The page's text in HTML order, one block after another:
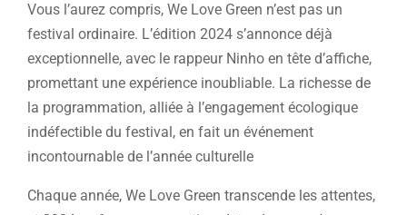
Vous l’aurez compris, We Love Green n’est pas un
festival ordinaire. L’édition 2024 s’annonce déjà
exceptionnelle, avec le rappeur Ninho en tête d’affiche,
promettant une expérience inoubliable. La richesse de
la programmation, alliée à l’engagement écologique
indéfectible du festival, en fait un événement
incontournable de l’année culturelle
Chaque année, We Love Green transcende les attentes,